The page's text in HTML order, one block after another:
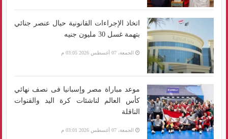
اتخاذ الإجراءات القانونية حيال عنصر جنائي
بتهمة غسل 30 مليون جنيه
الجمعة، 07 أغسطس 2026 03:05 م
موعد مباراة مصر وإسبانيا فى نصف نهائي
كأس العالم لناشئات كرة اليد والقنوات
الناقلة
الجمعة، 07 أغسطس 2026 03:01 م